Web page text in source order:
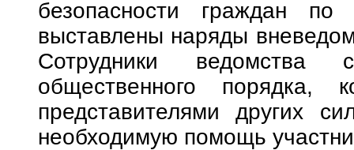
безопасности граждан
выставлены наряды
Сотрудники ведомства
общественного порядка,
представителями других
необходимую помощь